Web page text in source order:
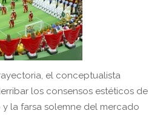
el conceptualista
los consensos estéticos de
la farsa solemne del mercado